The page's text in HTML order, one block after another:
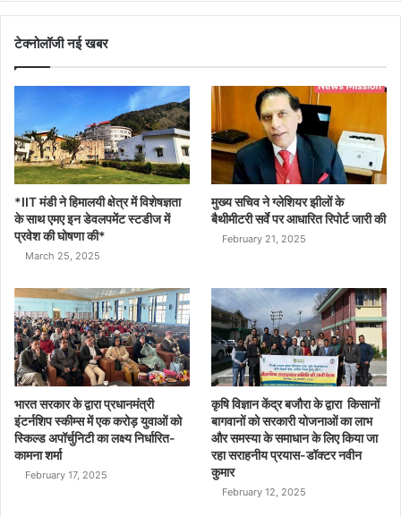
टेक्नोलॉजी नई खबर
*IIT मंडी ने हिमालयी क्षेत्र में विशेषज्ञता
के साथ एमए इन डेवलपमेंट स्टडीज में
प्रवेश की घोषणा की*
March 25, 2025
मुख्य सचिव ने ग्लेशियर झीलों के
बैथीमीटरी सर्वे पर आधारित रिपोर्ट जारी की
February 21, 2025
भारत सरकार के द्वारा प्रधानमंत्री
इंटर्नशिप स्कीम्स में एक करोड़ युवाओं को
स्किल्ड अपॉर्चुनिटी का लक्ष्य निर्धारित-
कामना शर्मा
February 17, 2025
कृषि विज्ञान केंद्र बजौरा के द्वारा किसानों
बागवानों को सरकारी योजनाओं का लाभ
और समस्या के समाधान के लिए किया जा
रहा सराहनीय प्रयास-डॉक्टर नवीन
कुमार
February 12, 2025